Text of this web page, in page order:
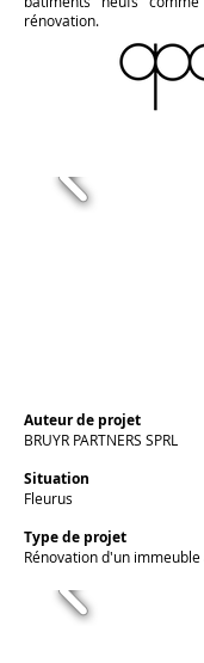
rénovation.
Auteur de projet
BRUYR PARTNERS SPRL
Situation
Fleurus
Type de projet
Rénovation d'un